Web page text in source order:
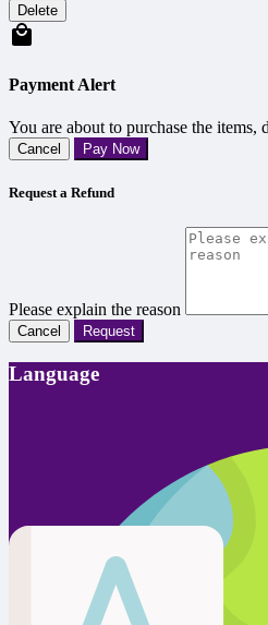
Delete
Payment Alert
You are about to purchase the items,
Cancel Pay Now
Request a Refund
Please explain the reason
Cancel Request
Language